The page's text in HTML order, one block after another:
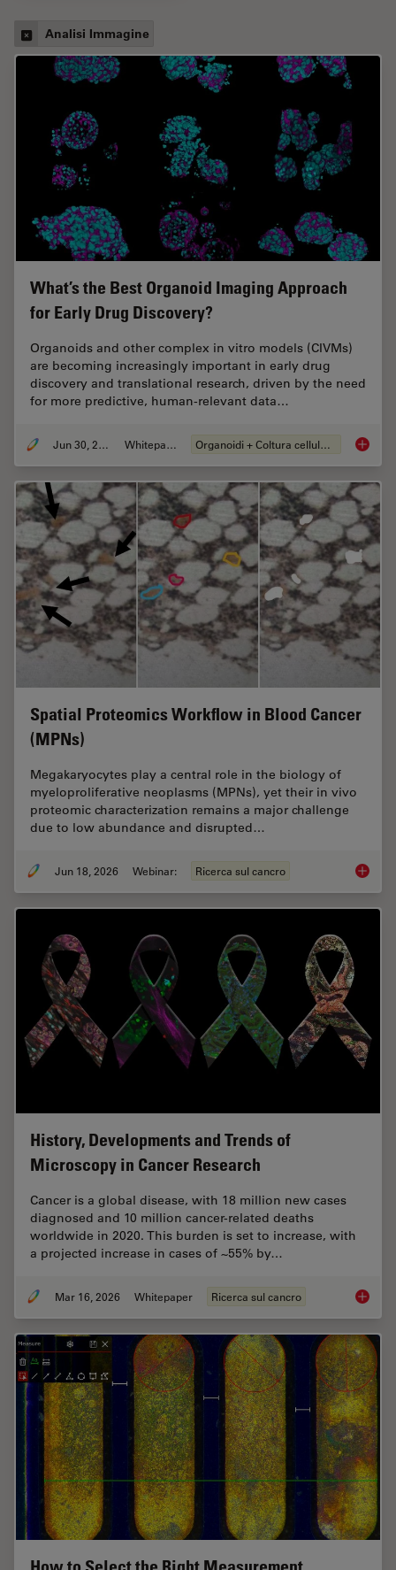
Analisi Immagine
What’s the Best Organoid Imaging Approach
for Early Drug Discovery?
Organoids and other complex in vitro models (CIVMs)
are becoming increasingly important in early drug
discovery and translational research, driven by the need
for more predictive, human-relevant data…
Jun 30, 2026 Whitepaper Organoidi + Coltura cellulare 3D
Spatial Proteomics Workflow in Blood Cancer
(MPNs)
Megakaryocytes play a central role in the biology of
myeloproliferative neoplasms (MPNs), yet their in vivo
proteomic characterization remains a major challenge
due to low abundance and disrupted…
Jun 18, 2026 Webinar: Ricerca sul cancro Spatial
History, Developments and Trends of
Microscopy in Cancer Research
Cancer is a global disease, with 18 million new cases
diagnosed and 10 million cancer-related deaths
worldwide in 2020. This burden is set to increase, with
a projected increase in cases of ~55% by…
Mar 16, 2026 Whitepaper Ricerca sul cancro